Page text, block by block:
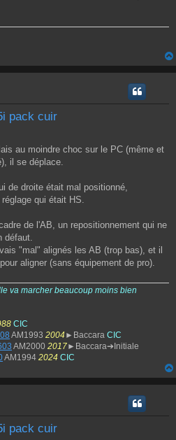
pack cuir
au moindre choc sur le PC (même et
il se déplace.
de droite était mal positionné,
qui était HS.
de l'AB, un repositionnement qui ne
défaut.
"mal" alignés les AB (trop bas), et il
aligner (sans équipement de pro).
va marcher beaucoup moins bien
CIC
AM1993 2004 ►Baccara CIC
AM2000 2017►Baccara➔Initiale
AM1994 2024 CIC
pack cuir